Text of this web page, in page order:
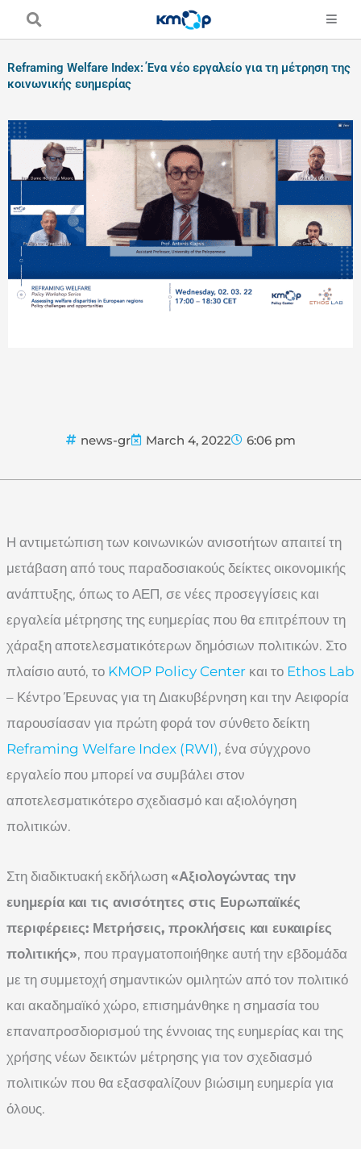
Reframing Welfare Index: Ένα νέο εργαλείο για τη μέτρηση της
κοινωνικής ευημερίας
news-gr March 4, 2022 6:06 pm
Η αντιμετώπιση των κοινωνικών ανισοτήτων απαιτεί τη
μετάβαση από τους παραδοσιακούς δείκτες οικονομικής
ανάπτυξης, όπως το ΑΕΠ, σε νέες προσεγγίσεις και
εργαλεία μέτρησης της ευημερίας που θα επιτρέπουν τη
χάραξη αποτελεσματικότερων δημόσιων πολιτικών. Στο
πλαίσιο αυτό, το KMOP Policy Center και το Ethos Lab
– Κέντρο Έρευνας για τη Διακυβέρνηση και την Αειφορία
παρουσίασαν για πρώτη φορά τον σύνθετο δείκτη
Reframing Welfare Index (RWI), ένα σύγχρονο
εργαλείο που μπορεί να συμβάλει στον
αποτελεσματικότερο σχεδιασμό και αξιολόγηση
πολιτικών.
Στη διαδικτυακή εκδήλωση «Αξιολογώντας την
ευημερία και τις ανισότητες στις Ευρωπαϊκές
περιφέρειες: Μετρήσεις, προκλήσεις και ευκαιρίες
πολιτικής», που πραγματοποιήθηκε αυτή την εβδομάδα
με τη συμμετοχή σημαντικών ομιλητών από τον πολιτικό
και ακαδημαϊκό χώρο, επισημάνθηκε η σημασία του
επαναπροσδιορισμού της έννοιας της ευημερίας και της
χρήσης νέων δεικτών μέτρησης για τον σχεδιασμό
πολιτικών που θα εξασφαλίζουν βιώσιμη ευημερία για
όλους.